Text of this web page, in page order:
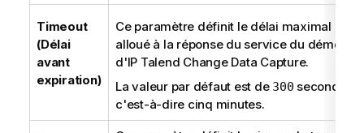
n
s
m
a
i
o
Timeout
(Délai
avant
expiration)
Ce paramètre définit le délai maximal
alloué à la réponse du service du démon
d'IP Talend Change Data Capture.
La valeur par défaut est de 300 secondes,
c'est-à-dire cinq minutes.